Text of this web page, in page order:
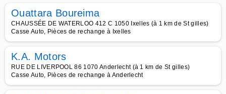
Ouattara Boureima
CHAUSSÉE DE WATERLOO 412 C 1050 Ixelles (à 1 km de St gilles)
Casse Auto, Pièces de rechange à Ixelles
K.A. Motors
RUE DE LIVERPOOL 86 1070 Anderlecht (à 1 km de St gilles)
Casse Auto, Pièces de rechange à Anderlecht